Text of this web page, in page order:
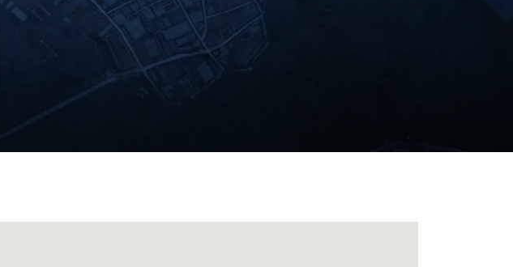
無與倫比的舒適愜意，締造平易近人的奢華體驗。
Connoisseur Collection
澳洲製造、體現突破性睡眠科技的睡眠藝術，為您帶來奢適的酣睡時光。
Heritage Collection